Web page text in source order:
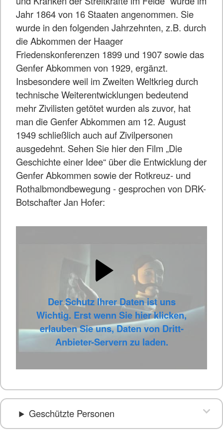
Jahr 1864 von 16 Staaten angenommen. Sie
wurde in den folgenden Jahrzehnten, z.B. durch
die Abkommen der Haager
Friedenskonferenzen 1899 und 1907 sowie das
Genfer Abkommen von 1929, ergänzt.
Insbesondere weil im Zweiten Weltkrieg durch
technische Weiterentwicklungen bedeutend
mehr Zivilisten getötet wurden als zuvor, hat
man die Genfer Abkommen am 12. August
1949 schließlich auch auf Zivilpersonen
ausgedehnt. Sehen Sie hier den Film „Die
Geschichte einer Idee“ über die Entwicklung der
Genfer Abkommen sowie der Rotkreuz- und
Rothalbmondbewegung - gesprochen von DRK-
Botschafter Jan Hofer:
Der Schutz Ihrer Daten ist uns
Wichtig. Erst wenn Sie hier klicken,
erlauben Sie uns, Daten von Dritt-
Anbieter-Servern zu laden.
Geschützte Personen